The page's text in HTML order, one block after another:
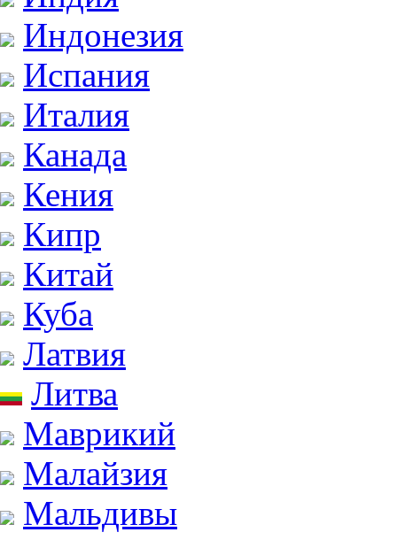
Индонезия
Испания
Италия
Канада
Кения
Кипр
Китай
Куба
Латвия
Литва
Маврикий
Малайзия
Мальдивы